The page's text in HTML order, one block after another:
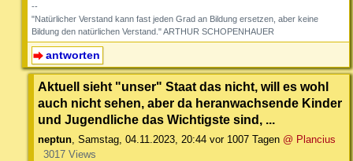
--
"Natürlicher Verstand kann fast jeden Grad an Bildung ersetzen, aber keine
Bildung den natürlichen Verstand." ARTHUR SCHOPENHAUER
antworten
Aktuell sieht "unser" Staat das nicht, will es wohl
auch nicht sehen, aber da heranwachsende Kinder
und Jugendliche das Wichtigste sind, ...
neptun Samstag, 04.11.2023, 20:44 vor 1007 Tagen @ Plancius
3017 Views